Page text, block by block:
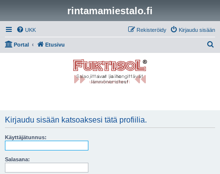
rintamamiestalo.fi
UKK Kirjaudu sisään
Rekisteröidy
Portal Etusivu
Kirjaudu sisään katsoaksesi tätä profiilia.
Käyttäjätunnus:
Salasana: